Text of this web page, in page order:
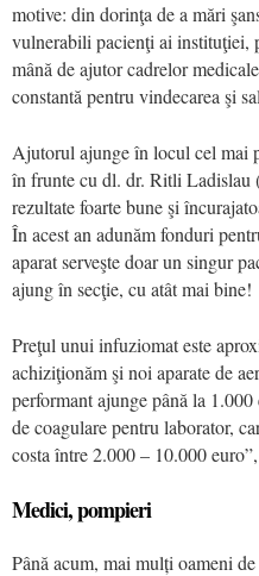
motive: din dorinţa de a mări
vulnerabili pacienţi ai instituţiei,
mână de ajutor cadrelor
constantă pentru vindecarea şi
Ajutorul ajunge în locul cel mai
în frunte cu dl. dr. Ritli Ladislau
rezultate foarte bune şi
În acest an adunăm fonduri
aparat serveşte doar un singur
ajung în secţie, cu atât mai bine!
Preţul unui infuziomat este
achiziţionăm şi noi aparate de
performant ajunge până la
de coagulare pentru laborator,
costa între 2.000 – 10.000
Medici, pompieri
Până acum, mai mulți oameni